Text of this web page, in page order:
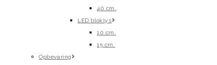
40 cm.
LED bloklys
10 cm.
15 cm.
Opbevaring